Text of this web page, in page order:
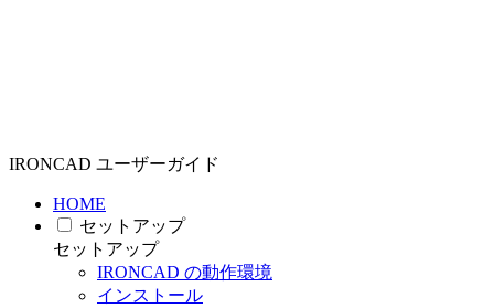
IRONCAD ユーザーガイド
HOME
セットアップ
セットアップ
IRONCAD の動作環境
インストール